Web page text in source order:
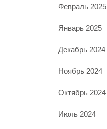
Февраль 2025
Январь 2025
Декабрь 2024
Ноябрь 2024
Октябрь 2024
Июль 2024